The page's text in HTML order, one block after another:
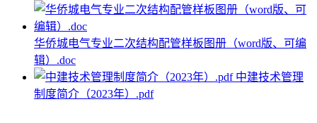
华侨城电气专业二次结构配管样板图册（word版、可编
辑）.doc
中建技术管理
制度简介（2023年）.pdf